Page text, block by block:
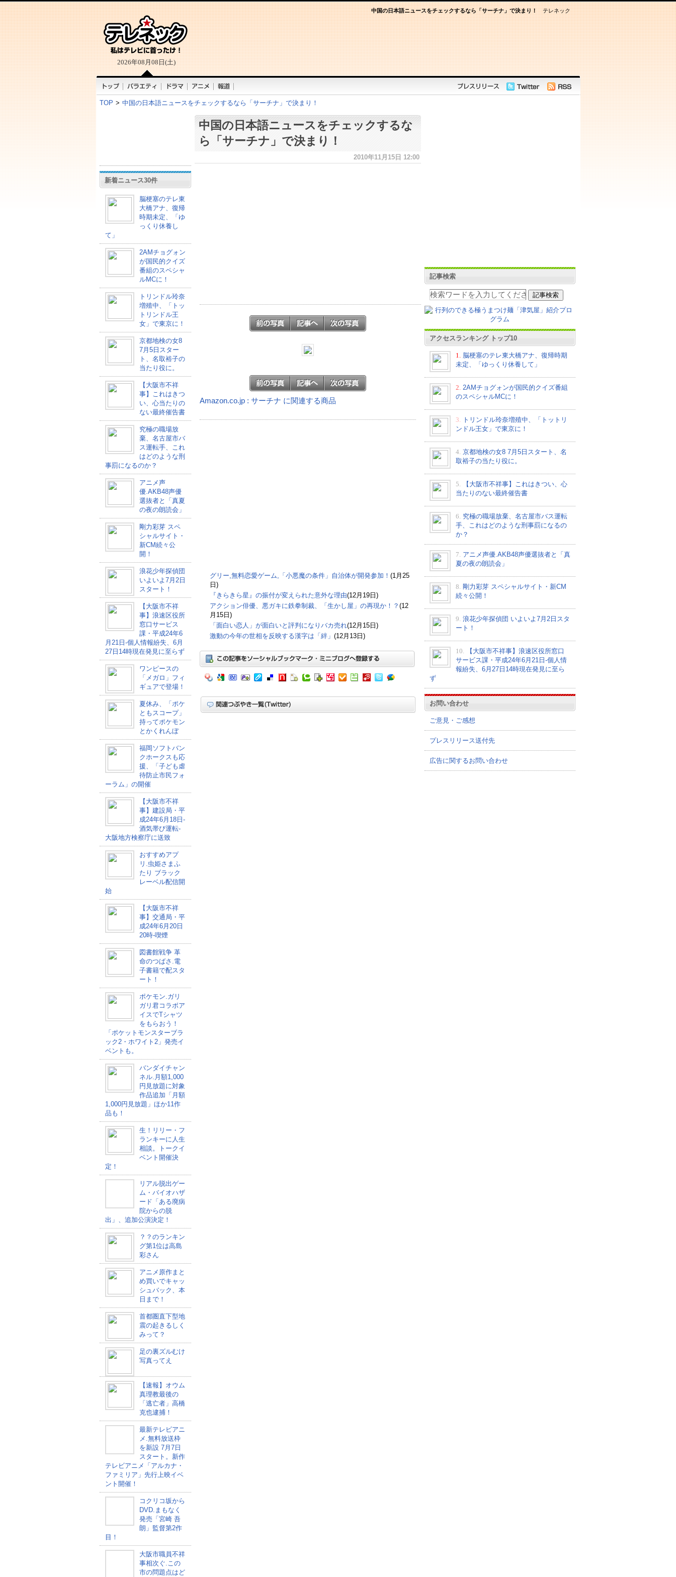
2026年08月08日(土)
テレネック
中国の日本語ニュースをチェックするなら「サーチナ」で決まり！
TOP > 中国の日本語ニュースをチェックするなら「サーチナ」で決まり！
新着ニュース30件
脳梗塞のテレ東
大橋アナ、復帰
時期未定、「ゆ
っくり休養し
て」
2AMチョグォン
が国民的クイズ
番組のスペシャ
ルMCに！
トリンドル玲奈
増殖中、「トッ
トリンドル王
女」で東京に！
京都地検の女8
7月5日スター
ト、名取裕子の
当たり役に。
【大阪市不祥
事】これはきつ
い、心当たりの
ない最終催告書
究極の職場放
棄、名古屋市バ
ス運転手、これ
はどのような刑
事罰になるのか？
アニメ声
優.AKB48声優
選抜者と「真夏
の夜の朗読会」
剛力彩芽 スペ
シャルサイト・
新CM続々公
開！
浪花少年探偵団
いよいよ7月2日
スタート！
【大阪市不祥
事】浪速区役所
窓口サービス
課・平成24年6
月21日-個人情報紛失、6月
27日14時現在発見に至らず
ワンピースの
「メガロ」フィ
ギュアで登場！
夏休み、「ポケ
ともスコープ」
持ってポケモン
とかくれんぼ
福岡ソフトバン
クホークスも応
援、「子ども虐
待防止市民フォ
ーラム」の開催
【大阪市不祥
事】建設局・平
成24年6月18日-
酒気帯び運転-
大阪地方検察庁に送致
おすすめアプ
リ.虫姫さまふ
たり ブラック
レーベル配信開
始
【大阪市不祥
事】交通局・平
成24年6月20日
20時-喫煙
図書館戦争 革
命のつばさ.電
子書籍で配スタ
ート！
ポケモン.ガリ
ガリ君コラボア
イスでTシャツ
をもらおう！
「ポケットモンスターブラ
ック2・ホワイト2」発売イ
ベントも。
バンダイチャン
ネル.月額1,000
円見放題に対象
作品追加「月額
1,000円見放題」ほか11作
品も！
生！リリー・フ
ランキーに人生
相談。トークイ
ベント開催決
定！
リアル脱出ゲー
ム・バイオハザ
ード「ある廃病
院からの脱
出」、追加公演決定！
？？のランキン
グ第1位は高島
彩さん
アニメ原作まと
め買いでキャッ
シュバック、本
日まで！
首都圏直下型地
震の起きるしく
みって？
足の裏ズルむけ
写真ってえ
【速報】オウム
真理教最後の
「逃亡者」高橋
克也逮捕！
最新テレビアニ
メ.無料放送枠
を新設 7月7日
スタート。新作
テレビアニメ「アルカナ・
ファミリア」先行上映イベ
ント開催！
コクリコ坂から
DVD.まもなく
発売「宮崎 吾
朗」監督第2作
目！
大阪市職員不祥
事相次ぐ.この
市の問題点はど
中国の日本語ニュースをチェックするな
ら「サーチナ」で決まり！
2010年11月15日 12:00
Amazon.co.jp : サーチナ に関連する商品
グリー,無料恋愛ゲーム,「小悪魔の条件」自治体が開発参加！ (1月25
日)
『きらきら星』の振付が変えられた意外な理由(12月19日)
アクション俳優、悪ガキに鉄拳制裁、「生かし屋」の再現か！？ (12
月15日)
「面白い恋人」が面白いと評判になりバカ売れ(12月15日)
激動の今年の世相を反映する漢字は「絆」 (12月13日)
記事検索
アクセスランキング トップ10
1.
脳梗塞のテレ東大橋アナ、復帰時期
未定、「ゆっくり休養して」
2. 2AMチョグォンが国民的クイズ番組
のスペシャルMCに！
3.
トリンドル玲奈増殖中、「トットリ
ンドル王女」で東京に！
4. 京都地検の女8 7月5日スタート、名
取裕子の当たり役に。
5.
【大阪市不祥事】これはきつい、心
当たりのない最終催告書
6. 究極の職場放棄、名古屋市バス運転
手、これはどのような刑事罰になるの
か？
7. アニメ声優.AKB48声優選抜者と「真
夏の夜の朗読会」
8. 剛力彩芽 スペシャルサイト・新CM
続々公開！
9. 浪花少年探偵団 いよいよ7月2日スタ
ート！
10.
【大阪市不祥事】浪速区役所窓口
サービス課・平成24年6月21日-個人情
報紛失、6月27日14時現在発見に至ら
ず
お問い合わせ
ご意見・ご感想
プレスリリース送付先
広告に関するお問い合わせ